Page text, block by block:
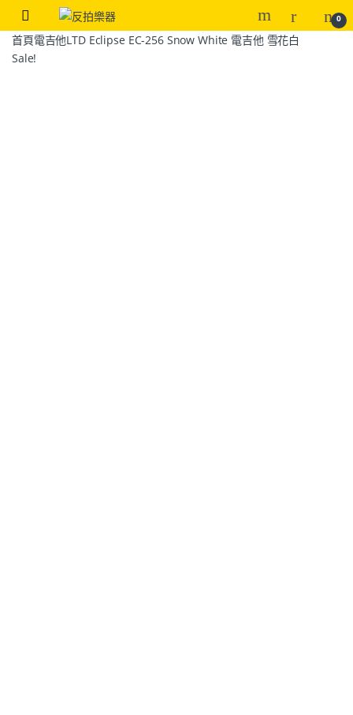
0
首頁電吉他LTD Eclipse EC-256 Snow White 電吉他 雪花白
Sale!